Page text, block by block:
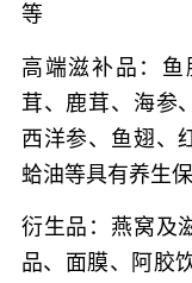
等
高端滋补品： 鱼
茸、鹿茸、海参
西洋参、鱼翅、
蛤油等具有养生
衍生品： 燕窝及
品、面膜、阿胶